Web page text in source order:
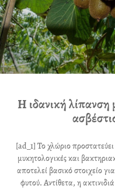
Η ιδανική λίπανση
[ad_1] Το χλώριο
μυκητολογικές και
αποτελεί βασικό στοιχείο
φυτού. Αντίθετα, η ακτινιδιά